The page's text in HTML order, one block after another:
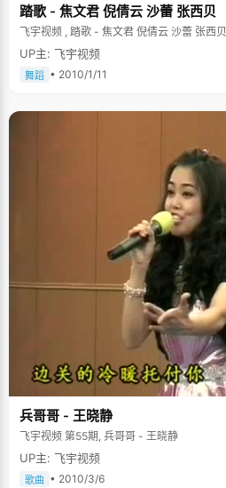
踏歌 - 焦文君 倪倩云 沙蕾 张西贝
飞宇视频 , 踏歌 - 焦文君 倪倩云 沙蕾 张西贝
UP主: 飞宇视频
舞蹈 • 2010/1/11
兵哥哥 - 王晓静
飞宇视频 第55期, 兵哥哥 - 王晓静
UP主: 飞宇视频
歌曲 • 2010/3/6